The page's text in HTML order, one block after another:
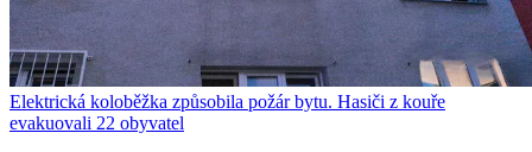
Elektrická koloběžka způsobila požár bytu. Hasiči z kouře
evakuovali 22 obyvatel